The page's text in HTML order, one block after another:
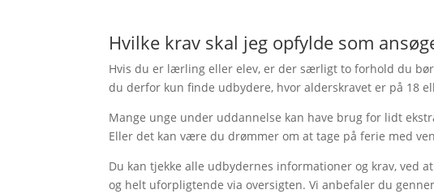
Hvilke krav skal jeg opfylde som
Hvis du er lærling eller elev, er der særligt to forhold du
du derfor kun finde udbydere, hvor alderskravet er på 18
Mange unge under uddannelse kan have brug for lidt
Eller det kan være du drømmer om at tage på ferie med
Du kan tjekke alle udbydernes informationer og krav, ved at
og helt uforpligtende via oversigten. Vi anbefaler du